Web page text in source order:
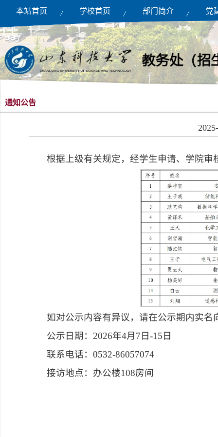
本站首页 学校首页 部门简介 党
通知公告
根据上级有关规定，经学生申请、学院
如对公示内容有异议，请在公示期内实名
公示日期：2026年4月7日-15日
联系电话：0532-86057074
接访地点：办公楼108房间